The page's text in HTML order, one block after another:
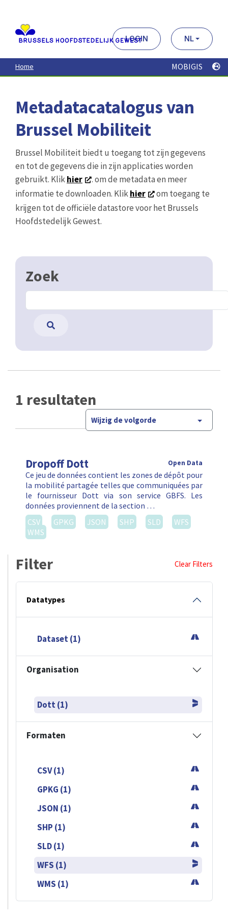
contenu
principal
LOGIN NL
Home MOBIGIS
Metadatacatalogus van
Brussel Mobiliteit
Brussel Mobiliteit biedt u toegang tot zijn gegevens
en tot de gegevens die in zijn applicaties worden
gebruikt. Klikhier
. om de metadata en meer
informatie te downloaden. Klikhier
om toegang te
krijgen tot de officiële datastore voor het Brussels
Hoofdstedelijk Gewest.
Zoek
1 resultaten
Wijzig de volgorde
Dropoff Dott Open Data
Ce jeu de données contient les zones de dépôt pour
la mobilité partagée telles que communiquées par
le fournisseur Dott via son service GBFS. Les
données proviennent de la section …
CSV
GPKG JSON SHP SLD
WFS
WMS
Filter Clear Filters
Datatypes
Dataset (1)
Organisation
Dott (1)
Formaten
CSV (1)
GPKG (1)
JSON (1)
SHP (1)
SLD (1)
WFS (1)
WMS (1)